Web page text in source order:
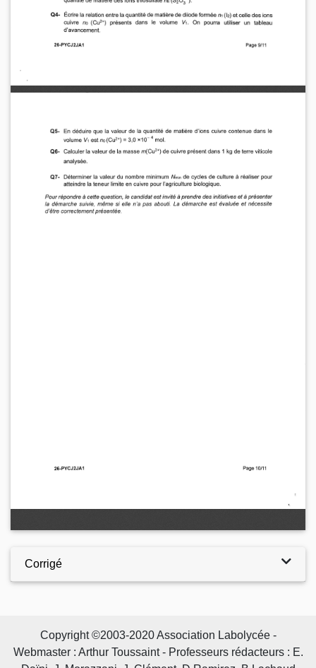
Corrigé
Copyright ©2003-2020 Association Labolycée -
Webmaster : Arthur Toussaint - Professeurs rédacteurs : E.